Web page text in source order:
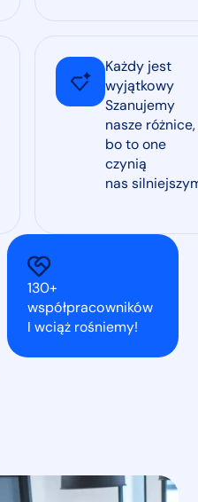
Każdy jest
wyjątkowy
Szanujemy
nasze różnice,
bo to one
czynią
nas
130+
współpracowników
I wciąż rośniemy!